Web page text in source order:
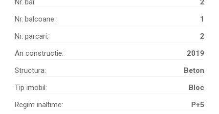
Nr. balcoane:
1
Nr. parcari:
2
An constructie:
2019
Structura:
Beton
Tip imobil:
Bloc
Regim inaltime:
P+5